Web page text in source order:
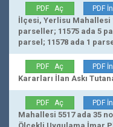
PDF Aç PDF
İlçesi, Yerlisu Mahallesi
parseller; 11575 ada 5
parsel; 11578 ada 1
PDF Aç PDF
Kararları İlan Askı
PDF Aç PDF
Mahallesi 5517 ada 35